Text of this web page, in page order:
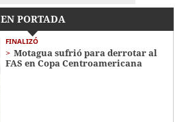
EN PORTADA
FINALIZÓ
Motagua sufrió para derrotar al
FAS en Copa Centroamericana